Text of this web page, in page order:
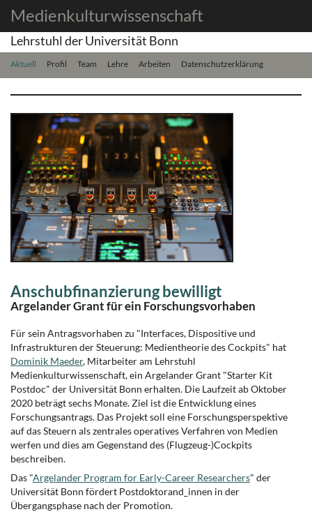
Medienkulturwissenschaft
Lehrstuhl der Universität Bonn
Aktuell Profil Team Lehre Arbeiten Datenschutzerklärung
Anschubfinanzierung bewilligt
Argelander Grant für ein Forschungsvorhaben
Für sein Antragsvorhaben zu "Interfaces, Dispositive und
Infrastrukturen der Steuerung: Medientheorie des Cockpits" hat
Dominik Maeder, Mitarbeiter am Lehrstuhl
Medienkulturwissenschaft, ein Argelander Grant "Starter Kit
Postdoc" der Universität Bonn erhalten. Die Laufzeit ab Oktober
2020 beträgt sechs Monate. Ziel ist die Entwicklung eines
Forschungsantrags. Das Projekt soll eine Forschungsperspektive
auf das Steuern als zentrales operatives Verfahren von Medien
werfen und dies am Gegenstand des (Flugzeug-)Cockpits
beschreiben.
Das "Argelander Program for Early-Career Researchers" der
Universität Bonn fördert Postdoktorand_innen in der
Übergangsphase nach der Promotion.